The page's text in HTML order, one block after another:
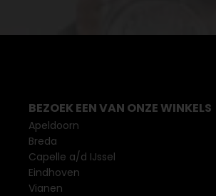
BEZOEK EEN VAN ONZE WINKELS
Apeldoorn
Breda
Capelle a/d IJssel
Eindhoven
Vianen